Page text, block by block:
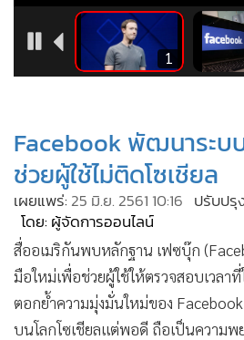
• Good health & Well-being
Green Innovation & SD
Management & HR
• การเมือง
• ท่องเที่ยว
• กีฬา
•
ต่างประเทศ
• Special Scoop
เศรษฐกิจ-ธุรกิจ
• จีน
Facebook พัฒนาระบ
ช่วยผู้ใช้ไม่ติดโซเชียล
เผยแพร่: 25 มิ.ย. 2561 10:16 ปรับปรุ
โดย: ผู้จัดการออนไลน์
สื่ออเมริกันพบหลักฐาน เฟซบุ๊ก
มือใหม่เพื่อช่วยผู้ใช้ให้ตรวจสอบเวลา
ตอกย้ำความมุ่งมั่นใหม่ของ
บนโลกโซเชียลแต่พอดี ถือเป็นความพ
1